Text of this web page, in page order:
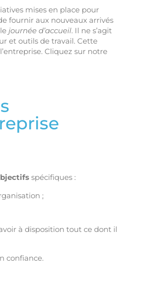
mises en place pour
fournir aux nouveaux arrivés
journée d’accueil. Il ne s’agit
et outils de travail. Cette
Cliquez sur notre
spécifiques :
;
à disposition tout ce dont il
confiance.